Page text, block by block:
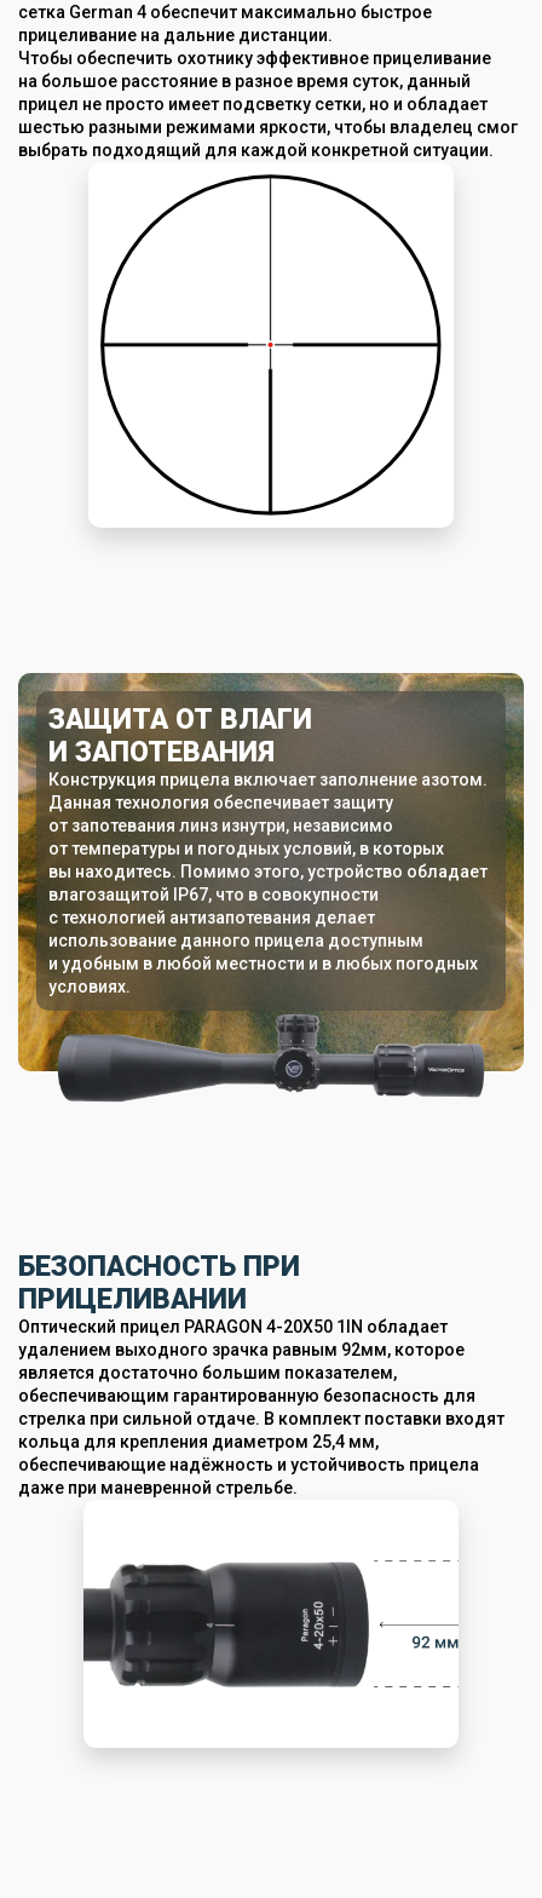
сетка German 4 обеспечит максимально быстрое
прицеливание на дальние дистанции.
Чтобы обеспечить охотнику эффективное прицеливание
на большое расстояние в разное время суток, данный
прицел не просто имеет подсветку сетки, но и обладает
шестью разными режимами яркости, чтобы владелец смог
выбрать подходящий для каждой конкретной ситуации.
ЗАЩИТА ОТ ВЛАГИ
И ЗАПОТЕВАНИЯ
Конструкция прицела включает заполнение азотом.
Данная технология обеспечивает защиту
от запотевания линз изнутри, независимо
от температуры и погодных условий, в которых
вы находитесь. Помимо этого, устройство обладает
влагозащитой IP67, что в совокупности
с технологией антизапотевания делает
использование данного прицела доступным
и удобным в любой местности и в любых погодных
условиях.
БЕЗОПАСНОСТЬ ПРИ
ПРИЦЕЛИВАНИИ
Оптический прицел PARAGON 4-20X50 1IN обладает
удалением выходного зрачка равным 92мм, которое
является достаточно большим показателем,
обеспечивающим гарантированную безопасность для
стрелка при сильной отдаче. В комплект поставки входят
кольца для крепления диаметром 25,4 мм,
обеспечивающие надёжность и устойчивость прицела
даже при маневренной стрельбе.